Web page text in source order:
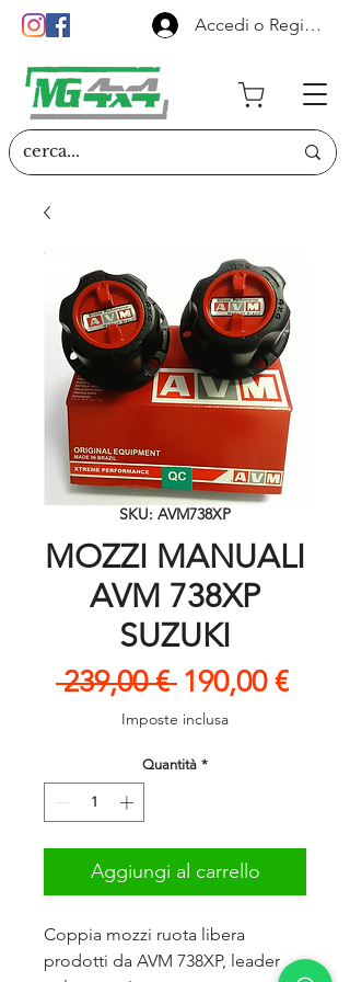
Accedi o Registrati
SKU: AVM738XP
MOZZI MANUALI
AVM 738XP
SUZUKI
239,00 € Prezzo
regolare
190,00 €
Imposte inclusa
Quantità *
Aggiungi al carrello
Coppia mozzi ruota libera
prodotti da AVM 738XP, leader